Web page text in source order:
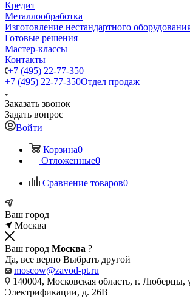
Кредит
Металлообработка
Изготовление нестандартного
Готовые решения
Мастер-классы
Контакты
+7 (495) 22-77-350
+7 (495) 22-77-350Отдел продаж
Заказать звонок
Задать вопрос
Войти
Корзина0
Отложенные0
Сравнение товаров0
Ваш город
Москва
Ваш город Москва ?
Да, все верно Выбрать другой
moscow@zavod-pt.ru
140004, Московская область, г. Люберцы,
Электрификации, д. 26В